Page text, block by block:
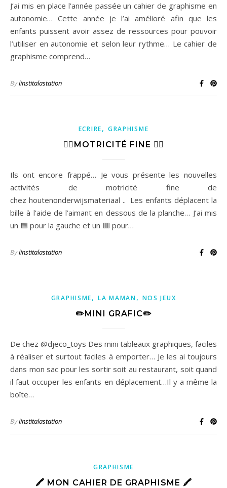
J’ai mis en place l’année passée un cahier de graphisme en
autonomie… Cette année je l’ai amélioré afin que les
enfants puissent avoir assez de ressources pour pouvoir
l’utiliser en autonomie et selon leur rythme… Le cahier de
graphisme comprend…
Bylinstitalastation
ECRIRE, GRAPHISME
✋🏽MOTRICITÉ FINE ✋🏻
Ils ont encore frappé… Je vous présente les nouvelles
activités de motricité fine de
chez houtenonderwijsmateriaal .. Les enfants déplacent la
bille à l’aide de l’aimant en dessous de la planche… J’ai mis
un 🟩 pour la gauche et un 🟥 pour…
Bylinstitalastation
GRAPHISME,LA MAMAN, NOS JEUX
✏️MINI GRAFIC✏️
De chez @djeco_toys Des mini tableaux graphiques, faciles
à réaliser et surtout faciles à emporter… Je les ai toujours
dans mon sac pour les sortir soit au restaurant, soit quand
il faut occuper les enfants en déplacement…Il y a même la
boîte…
Bylinstitalastation
GRAPHISME
🖍 MON CAHIER DE GRAPHISME 🖍